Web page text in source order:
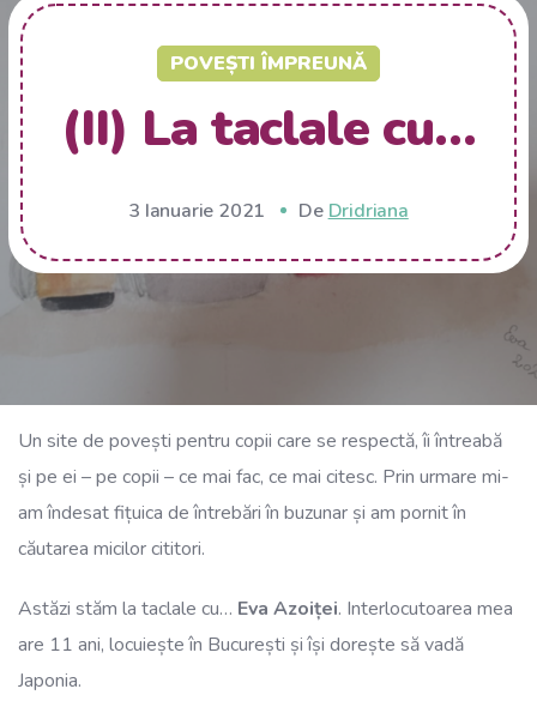
POVEȘTI ÎMPREUNĂ
(II) La taclale cu…
3 Ianuarie 2021 De Dridriana
Un site de povești pentru copii care se respectă, îi întreabă
și pe ei – pe copii – ce mai fac, ce mai citesc. Prin urmare mi-
am îndesat fițuica de întrebări în buzunar și am pornit în
căutarea micilor cititori.
Astăzi stăm la taclale cu… Eva Azoiței. Interlocutoarea mea
are 11 ani, locuiește în București și își dorește să vadă
Japonia.